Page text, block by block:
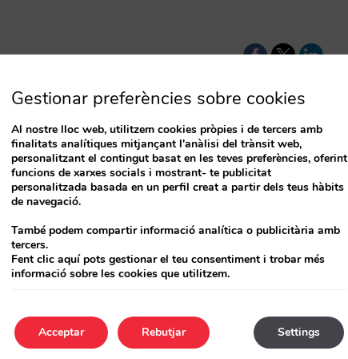
de les
(Part 2)
cada nivell del
per
Gestionar preferències sobre cookies
Al nostre lloc web, utilitzem cookies pròpies i de tercers amb
finalitats analítiques mitjançant l'anàlisi del trànsit web,
personalitzant el contingut basat en les teves preferències, oferint
funcions de xarxes socials i mostrant- te publicitat
personalitzada basada en un perfil creat a partir dels teus hàbits
de navegació.
També podem compartir informació analítica o publicitària amb
tercers.
Fent clic aquí pots gestionar el teu consentiment i trobar més
informació sobre les cookies que utilitzem.
Acceptar Settings
Rebutjar